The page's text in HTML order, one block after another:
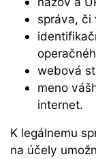
správa, či
webová
meno
internet.
K legálnemu
na účely